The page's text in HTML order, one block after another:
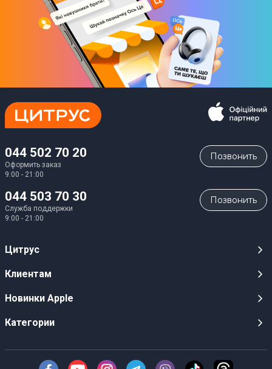
044 502 70 20
Оформить заказ
9:00 - 21:00
Позвонить
044 503 70 30
Служба поддержки
9:00 - 21:00
Позвонить
Цитрус
Карьера
Оптовым клиентам
О Компании
Клиентам
Публичные оферты
Инструкции и прошивки
Новинки Apple
iPhone 17
Категории
Техника Apple